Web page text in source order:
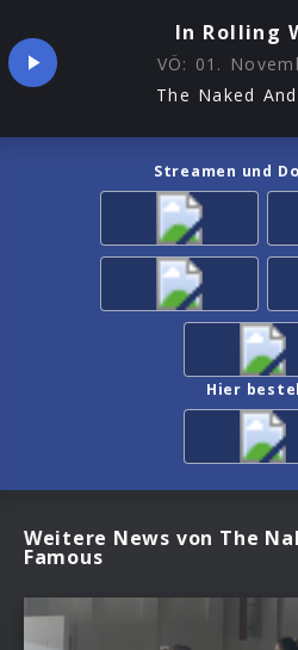
In Rolling
VÖ: 01.
The Naked
Streamen und
Hier
Weitere News von The
Famous